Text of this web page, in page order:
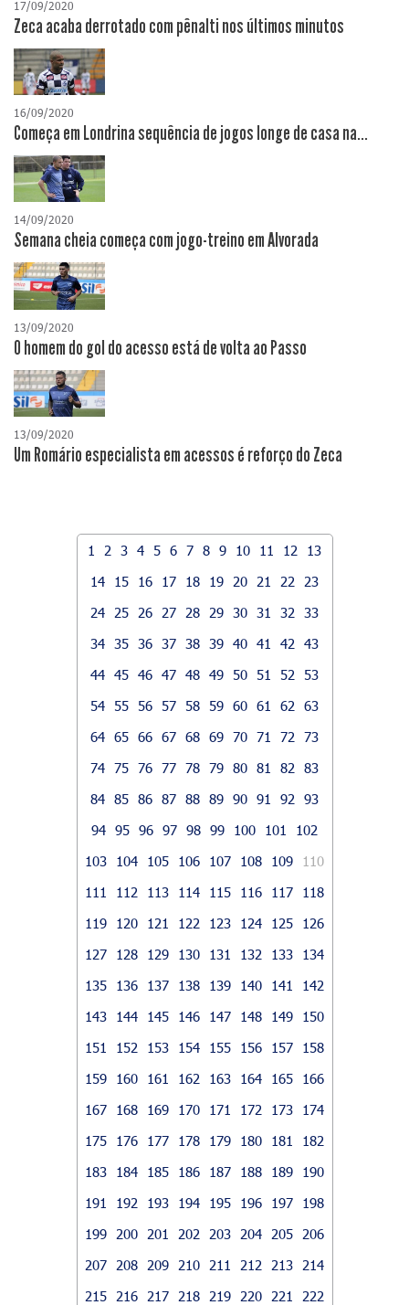
17/09/2020
Zeca acaba derrotado com pênalti nos últimos minutos
16/09/2020
Começa em Londrina sequência de jogos longe de casa na...
14/09/2020
Semana cheia começa com jogo-treino em Alvorada
13/09/2020
O homem do gol do acesso está de volta ao Passo
13/09/2020
Um Romário especialista em acessos é reforço do Zeca
1 2 3 4 5 6 7 8 9 10 11 12
13
14
15 16 17 18 19 20 21 22
23
24
25 26 27 28 29 30 31 32
33
34 35 36 37 38 39 40 41 42
43
44 45 46 47 48 49 50 51 52
53
54 55 56 57 58 59 60 61 62
63
64 65 66 67 68 69 70 71 72
73
74 75 76 77 78 79 80 81 82
83
84 85 86 87 88 89 90 91 92
93
94 95 96 97 98 99 100 101
102
103
104 105 106 107 108 109
110
111
112 113 114 115 116 117
118
119
120 121 122 123 124 125
126
127
128 129 130 131 132 133
134
135
136 137 138 139 140 141
142
143
144 145 146 147 148 149
150
151
152 153 154 155 156 157
158
159
160 161 162 163 164 165
166
167
168 169 170 171 172 173
174
175
176 177 178 179 180 181
182
183
184 185 186 187 188 189
190
191
192 193 194 195 196 197
198
199
200 201 202 203 204 205
206
207
208 209 210 211 212 213
214
215
216 217 218 219 220 221
222